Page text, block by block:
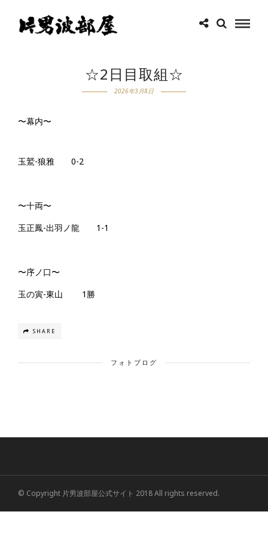
☆2日目取組☆
2026年3月8日
〜幕内〜
玉鷲-狼雅 0-2
〜十両〜
玉正鳳-出羽ノ龍 1-1
〜序ノ口〜
玉の寅-東山 1勝
SHARE
フォトブログ
© Copyright 片男波部屋公式サイト 2018 All rights reserved.